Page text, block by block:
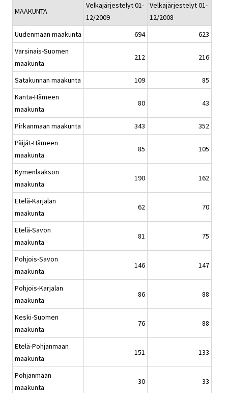
MAAKUNTA
Velkajärjestelyt 01-
12/2009
Velkajärjestelyt 01-
12/2008
Uudenmaan maakunta
694
623
Varsinais-Suomen
maakunta
212 216
Satakunnan maakunta 109
85
Kanta-Hämeen
maakunta
80 43
Pirkanmaan maakunta 343
352
Päijät-Hämeen
maakunta
85 105
Kymenlaakson
maakunta
190 162
Etelä-Karjalan
maakunta
62 70
Etelä-Savon
maakunta
81 75
Pohjois-Savon
maakunta
146 147
Pohjois-Karjalan
maakunta
86 88
Keski-Suomen
maakunta
76 88
Etelä-Pohjanmaan
maakunta
151 133
Pohjanmaan
maakunta
30 33